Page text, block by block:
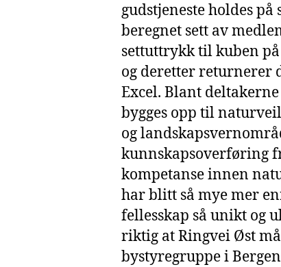
gudstjeneste holdes på
beregnet sett av
settuttrykk til kuben
og deretter returnerer
Excel. Blant
bygges opp til
og
kunnskapsoverføring
kompetanse innen
har blitt så mye mer
fellesskap så unikt og
riktig at Ringvei Øst
bystyregruppe i